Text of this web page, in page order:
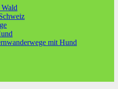
mit Hund